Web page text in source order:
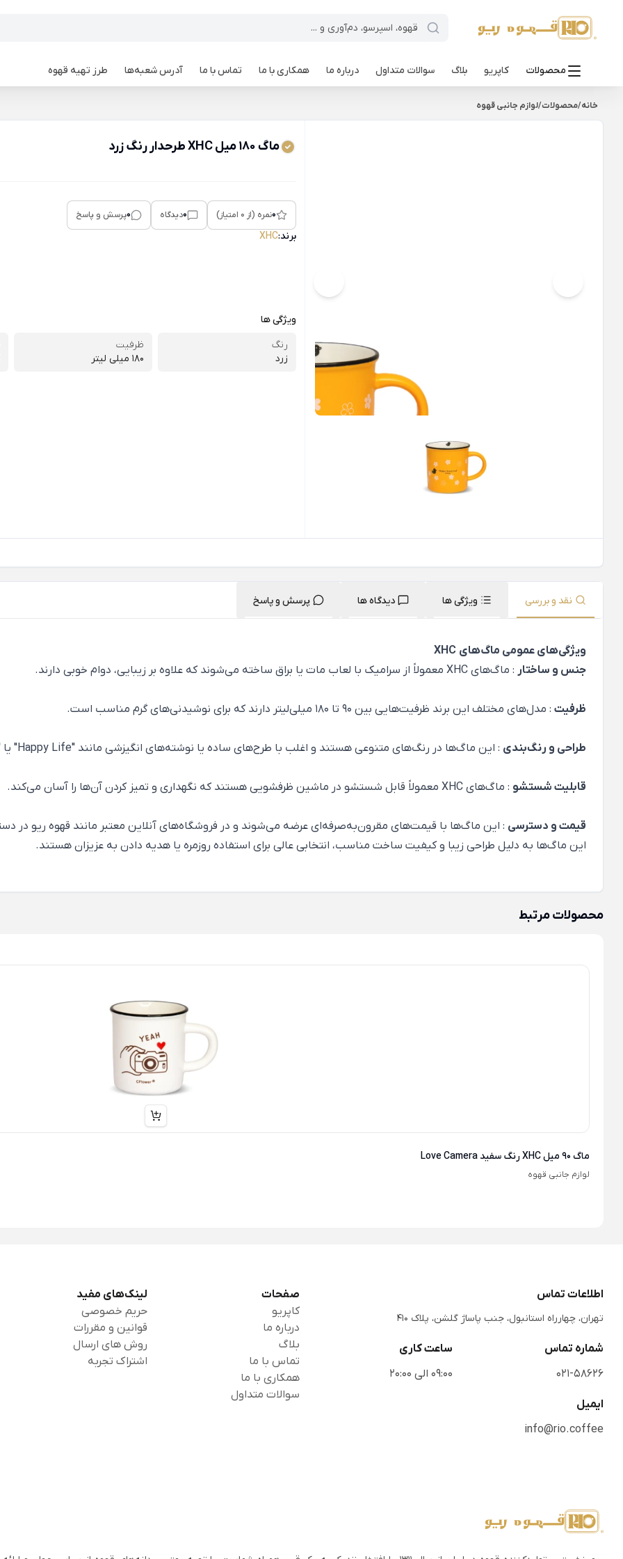
محصولات کاپریو بلاگ سوالات متداول درباره ما همکاری با ما تماس با ما آدرس شعبه‌ها طرز تهیه قهوه
خانه/محصولات/لوازم جانبی قهوه
ماگ 180 میل XHC طرحدار رنگ زرد
0نمره (از 0 امتیاز) 0دیدگاه 0پرسش و پاسخ
برند:XHC
ویژگی ها
رنگ
زرد
ظرفیت
180 میلی لیتر
نقد و بررسی ویژگی ها دیدگاه ها پرسش و پاسخ
ویژگی‌های عمومی ماگ‌های
جنس و ساختار : ماگ‌های XHC معمولاً از سرامیک با لعاب مات یا براق ساخته می‌شوند که علاوه بر زیبایی، دوام خوبی دارند.
ظرفیت : مدل‌های مختلف این برند ظرفیت‌هایی بین 90 تا 180 میلی‌لیتر دارند که برای نوشیدنی‌های گرم مناسب است.
طراحی و رنگ‌بندی : این ماگ‌ها در رنگ‌های متنوعی هستند و اغلب با طرح‌های ساده یا نوشته‌های انگیزشی مانند "Happy Life" یا "Nice Day" تزیین شده‌اند.
قابلیت شستشو : ماگ‌های XHC معمولاً قابل شستشو در ماشین ظرفشویی هستند که نگهداری و تمیز کردن آن‌ها را آسان می‌کند.
قیمت و دسترسی : این ماگ‌ها با قیمت‌های مقرون‌به‌صرفه‌ای عرضه می‌شوند و در فروشگاه‌های آنلاین معتبر مانند قهوه ریو در
این ماگ‌ها به دلیل طراحی زیبا و کیفیت ساخت مناسب، انتخابی عالی برای استفاده روزمره یا هدیه دادن به عزیزان هستند.
محصولات مرتبط
ماگ 90 میل XHC رنگ سفید Love Camera
لوازم جانبی قهوه
اطلاعات تماس
تهران، چهارراه استانبول، جنب پاساژ گلشن، پلاک 410
شماره تماس
021-58626
ساعت کاری
09:00 الی 20:00
ایمیل
info@rio.coffee
صفحات
کاپریو
درباره ما
بلاگ
تماس با ما
همکاری با ما
سوالات متداول
لینک‌های مفید
حریم خصوصی
قوانین و مقررات
روش های ارسال
اشتراک تجربه